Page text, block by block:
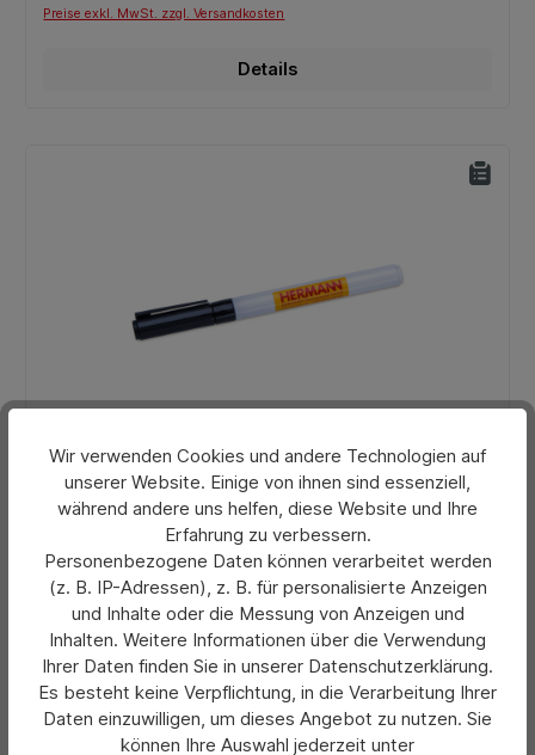
Preise exkl. MwSt. zzgl. Versandkosten
Details
Durchschnittliche Bewertung von 0 von 5 Sternen
Permanent-Marker
Preis pro Stück:
2,00 €*
Preise exkl. MwSt. zzgl. Versandkosten
In den Warenkorb
Wir verwenden Cookies und andere Technologien auf
unserer Website. Einige von ihnen sind essenziell,
während andere uns helfen, diese Website und Ihre
Erfahrung zu verbessern.
Personenbezogene Daten können verarbeitet werden
(z. B. IP-Adressen), z. B. für personalisierte Anzeigen
und Inhalte oder die Messung von Anzeigen und
Inhalten. Weitere Informationen über die Verwendung
Ihrer Daten finden Sie in unserer Datenschutzerklärung.
Es besteht keine Verpflichtung, in die Verarbeitung Ihrer
Daten einzuwilligen, um dieses Angebot zu nutzen. Sie
können Ihre Auswahl jederzeit unter